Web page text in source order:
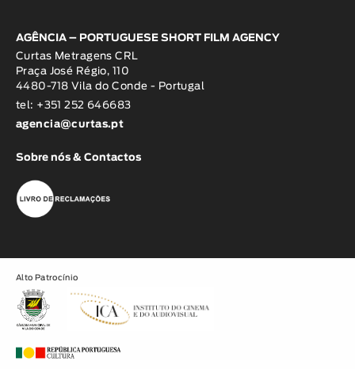
AGÊNCIA – PORTUGUESE SHORT FILM AGENCY
Curtas Metragens CRL
Praça José Régio, 110
4480-718 Vila do Conde - Portugal
tel: +351 252 646683
agencia@curtas.pt
Sobre nós & Contactos
Alto Patrocínio